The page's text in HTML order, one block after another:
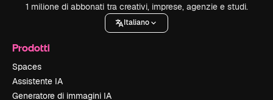
1 milione di abbonati tra creativi, imprese, agenzie e studi.
Italiano
Prodotti
Spaces
Assistente IA
Generatore di immagini IA